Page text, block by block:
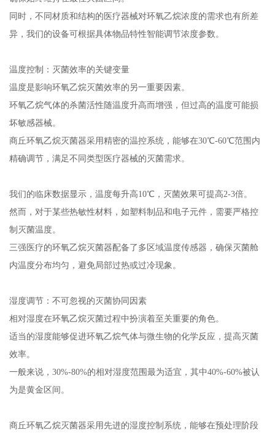
同时，不同材质和结构的医疗器械对环氧乙烷浓度的需求也有所差
异，我们的设备可根据具体物品特性智能调节浓度参数。
温度控制：灭菌效率的关键变量
温度是影响环氧乙烷灭菌效率的另一重要因素。
环氧乙烷气体的杀菌活性随温度升高而增强，但过高的温度可能损
坏敏感器械。
商丘环氧乙烷灭菌器采用精密的温控系统，能够在30℃-60℃范围内
精确调节，满足不同类型医疗器械的灭菌需求。
我们的临床数据显示，温度每升高10℃，灭菌效果可提高2-3倍。
然而，对于某些热敏性材料，如塑料制品和电子元件，需要严格控
制灭菌温度。
三强医疗的环氧乙烷灭菌器配备了多区域温度传感器，确保灭菌舱
内温度分布均匀，避免局部过热或过冷现象。
湿度调节：不可忽视的灭菌协同因素
相对湿度在环氧乙烷灭菌过程中扮演着至关重要的角色。
适当的湿度能够促进环氧乙烷气体与微生物的化学反应，提高灭菌
效率。
一般来说，30%-80%的相对湿度范围最为适宜，其中40%-60%被认
为是黄金区间。
商丘环氧乙烷灭菌器采用先进的湿度控制系统，能够在预处理阶段